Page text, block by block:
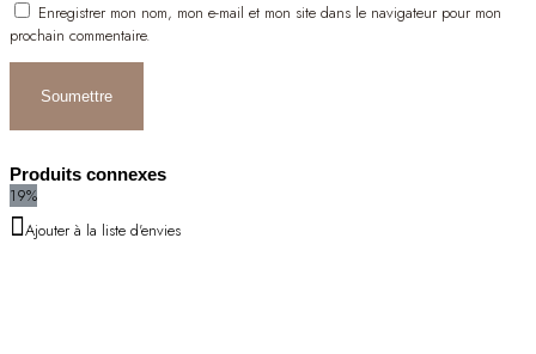
Enregistrer mon nom, mon e-mail et mon site dans le navigateur pour mon
prochain commentaire.
Produits connexes
19%
Ajouter à la liste d'envies